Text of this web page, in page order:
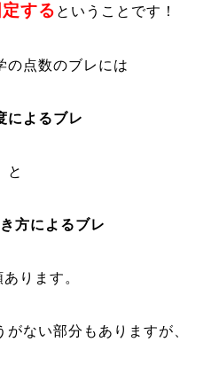
する ということです！
の点数のブレには
よるブレ
と
方によるブレ
ります。
ない部分もありますが、